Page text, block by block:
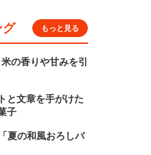
グ もっと見る
の香りや甘みを引
と文章を手がけた
子
夏の和風おろしバ